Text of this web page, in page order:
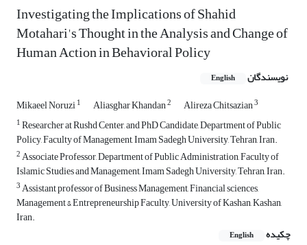
Investigating the Implications of Shahid
Motahari's Thought in the Analysis and Change of
Human Action in Behavioral Policy
نویسندگان English
Mikaeel Noruzi1 Aliasghar Khandan2 Alireza Chitsazian3
1Researcher at Rushd Center, and PhD Candidate, Department of Public
Policy, Faculty of Management, Imam Sadegh University, Tehran, Iran.
2Associate Professor, Department of Public Administration, Faculty of
Islamic Studies and Management, Imam Sadegh University, Tehran, Iran.
3Assistant professor of Business Management, Financial sciences,
Management & Entrepreneurship Faculty, University of Kashan, Kashan,
Iran.
چکیده
English